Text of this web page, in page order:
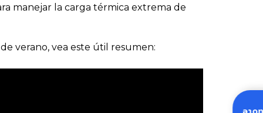
manejar la carga térmica extrema de
verano, vea este útil resumen: